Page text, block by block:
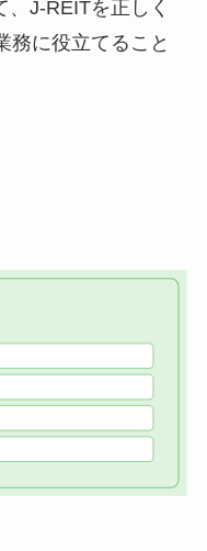
J-REITを正しく
務に役立てること